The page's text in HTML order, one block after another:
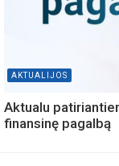
AKTUALIJOS
Aktualu
finansinę pagalbą